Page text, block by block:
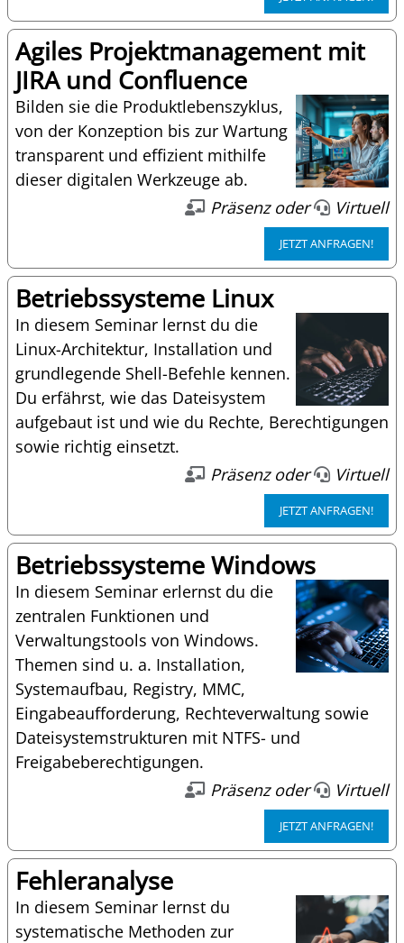
Agiles Projektmanagement mit
JIRA und Confluence
Bilden sie die Produktlebenszyklus,
von der Konzeption bis zur Wartung
transparent und effizient mithilfe
dieser digitalen Werkzeuge ab.
Präsenz oder
Virtuell
JETZT ANFRAGEN!
Betriebssysteme Linux
In diesem Seminar lernst du die
Linux-Architektur, Installation und
grundlegende Shell-Befehle kennen.
Du erfährst, wie das Dateisystem
aufgebaut ist und wie du Rechte, Berechtigungen
sowie richtig einsetzt.
Präsenz oder
Virtuell
JETZT ANFRAGEN!
Betriebssysteme Windows
In diesem Seminar erlernst du die
zentralen Funktionen und
Verwaltungstools von Windows.
Themen sind u. a. Installation,
Systemaufbau, Registry, MMC,
Eingabeaufforderung, Rechteverwaltung sowie
Dateisystemstrukturen mit NTFS- und
Freigabeberechtigungen.
Präsenz oder
Virtuell
JETZT ANFRAGEN!
Fehleranalyse
In diesem Seminar lernst du
systematische Methoden zur